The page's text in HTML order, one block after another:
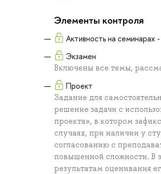
Элементы контроля
Активность на семинарах
Экзамен
Включены все темы,
Проект
Задание для
решение задачи с
проекта», в котором
случаях, при наличии у
согласованию с
повышенной сложности. В
результатам оценивания